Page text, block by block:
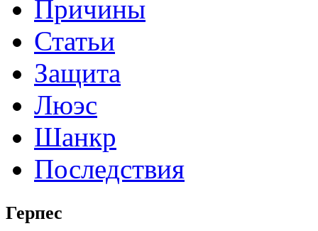
Причины
Статьи
Защита
Люэс
Шанкр
Последствия
Герпес